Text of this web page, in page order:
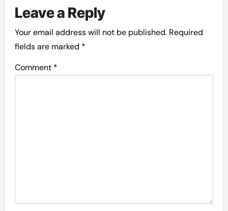
Leave a Reply
Your email address will not be published. Required
fields are marked *
Comment *